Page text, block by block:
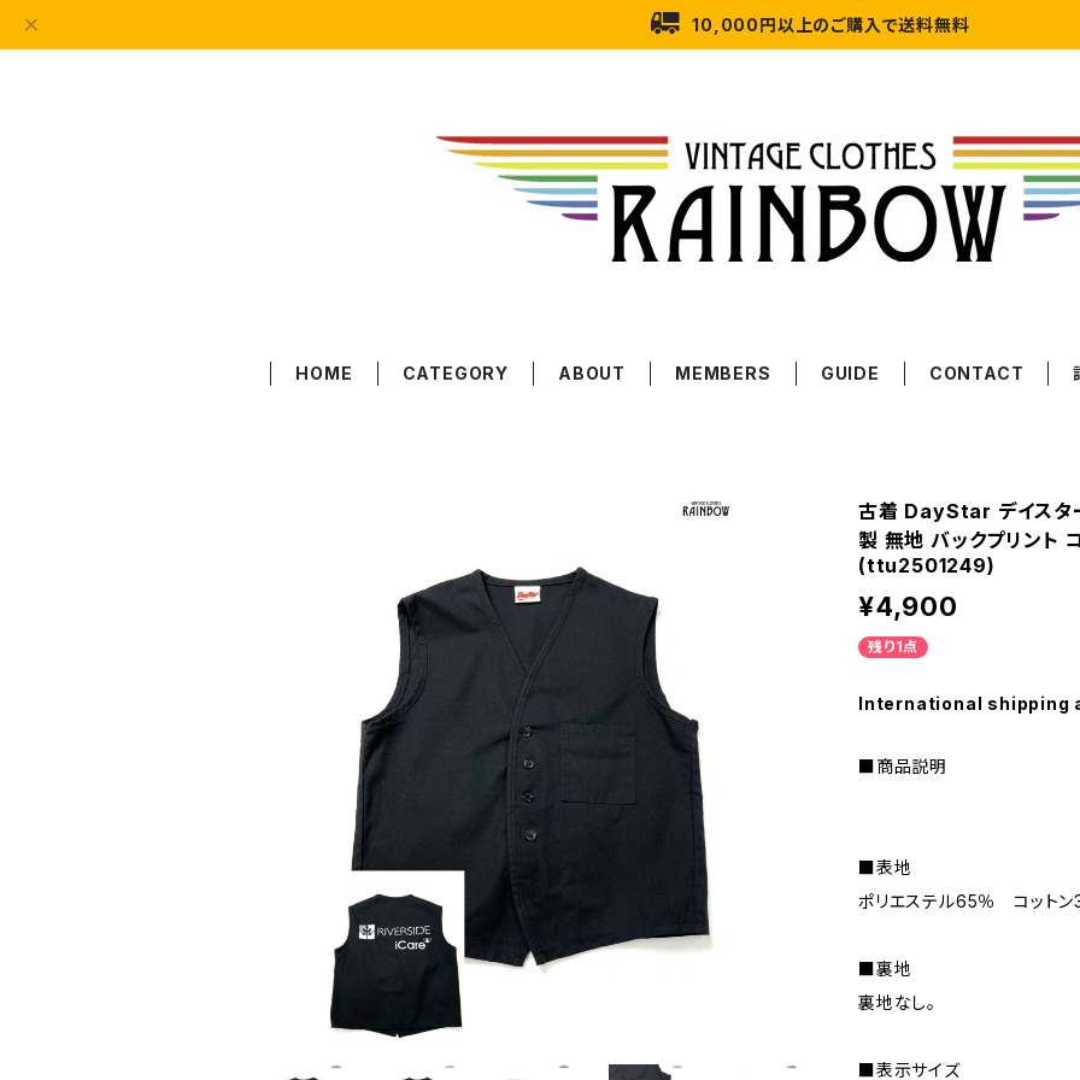
10,000円以上のご購入で送料無料
HOME CATEGORY ABOUT MEMBERS GUIDE CONTACT
古着 DayStar デイスタ
製 無地 バックプリント
(ttu2501249)
¥4,900
残り1点
International shipping
■商品説明
■表地
ポリエステル65％ コットン
■裏地
裏地なし。
■表示サイズ